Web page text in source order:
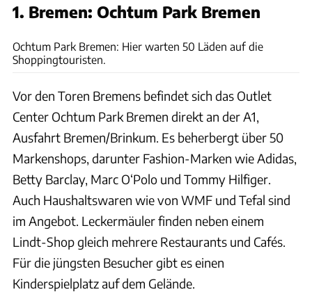
1. Bremen: Ochtum Park BremenOchtum Park Bremen
Ochtum Park Bremen: Hier warten 50 Läden auf die
Shoppingtouristen.
Vor den Toren Bremens befindet sich das Outlet
Center Ochtum Park Bremen direkt an der A1,
Ausfahrt Bremen/Brinkum. Es beherbergt über 50
Markenshops, darunter Fashion-Marken wie Adidas,
Betty Barclay, Marc O‘Polo und Tommy Hilfiger.
Auch Haushaltswaren wie von WMF und Tefal sind
im Angebot. Leckermäuler finden neben einem
Lindt-Shop gleich mehrere Restaurants und Cafés.
Für die jüngsten Besucher gibt es einen
Kinderspielplatz auf dem Gelände.